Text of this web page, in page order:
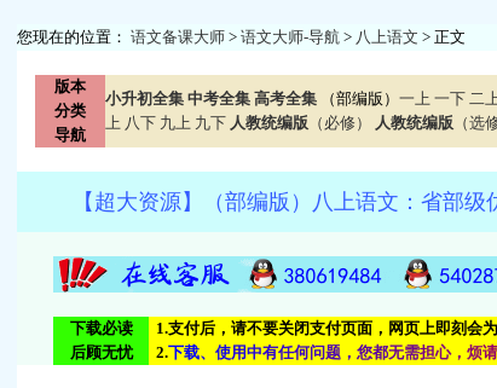
您现在的位置： 语文备课大师 > 语文大师-导航 > 八上语文 > 正文
版本
分类
导航
小升初全集 中考全集 高考全集 （部编版） 一上 一下 二
上 八下 九上 九下 人教统编版 （必修） 人教统编版 （选
【超大资源】（部编版）八上语文：省部级
下载必读
后顾无忧
1.支付后，请不要关闭支付页面，网页上即刻会
2.下载、 使用中有任何问题 ， 您都无需担心， 烦请